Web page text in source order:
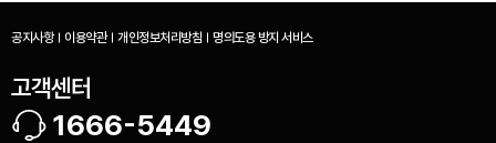
공지사항 이용약관 개인정보처리방침 명의도용 방지 서비스
고객센터
1666-5449